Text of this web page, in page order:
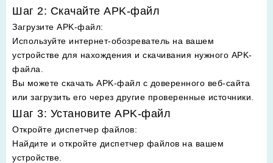
Шаг 2: Скачайте APK-файл
Загрузите APK-файл:
Используйте интернет-обозреватель на вашем
устройстве для нахождения и скачивания нужного APK-
файла.
Вы можете скачать APK-файл с доверенного веб-сайта
или загрузить его через другие проверенные источники.
Шаг 3: Установите APK-файл
Откройте диспетчер файлов:
Найдите и откройте диспетчер файлов на вашем
устройстве.